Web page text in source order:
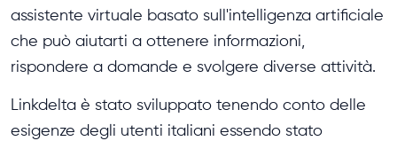
assistente virtuale basato sull'intelligenza artificiale
che può aiutarti a ottenere informazioni,
rispondere a domande e svolgere diverse attività.
Linkdelta è stato sviluppato tenendo conto delle
esigenze degli utenti italiani essendo stato